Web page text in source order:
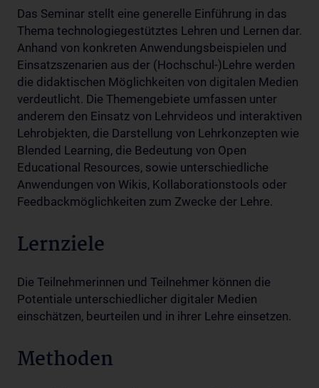
Das Seminar stellt eine generelle Einführung in das
Thema technologiegestütztes Lehren und Lernen dar.
Anhand von konkreten Anwendungsbeispielen und
Einsatzszenarien aus der (Hochschul-)Lehre werden
die didaktischen Möglichkeiten von digitalen Medien
verdeutlicht. Die Themengebiete umfassen unter
anderem den Einsatz von Lehrvideos und interaktiven
Lehrobjekten, die Darstellung von Lehrkonzepten wie
Blended Learning, die Bedeutung von Open
Educational Resources, sowie unterschiedliche
Anwendungen von Wikis, Kollaborationstools oder
Feedbackmöglichkeiten zum Zwecke der Lehre.
Lernziele
Die Teilnehmerinnen und Teilnehmer können die
Potentiale unterschiedlicher digitaler Medien
einschätzen, beurteilen und in ihrer Lehre einsetzen.
Methoden